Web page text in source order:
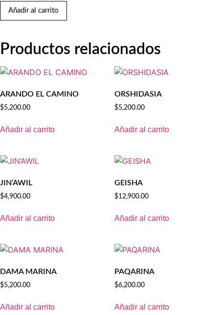
Añadir al carrito
Productos relacionados
ARANDO EL CAMINO
$5,200.00
Añadir al carrito
ORSHIDASIA
$5,200.00
Añadir al carrito
JIN’AWIL
$4,900.00
Añadir al carrito
GEISHA
$12,900.00
Añadir al carrito
DAMA MARINA
$5,200.00
Añadir al carrito
PAQARINA
$6,200.00
Añadir al carrito